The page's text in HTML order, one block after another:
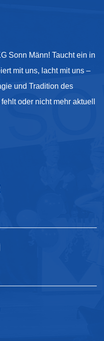
Sonn Männ! Taucht ein in
mit uns, lacht mit uns –
und Tradition des
oder nicht mehr aktuell